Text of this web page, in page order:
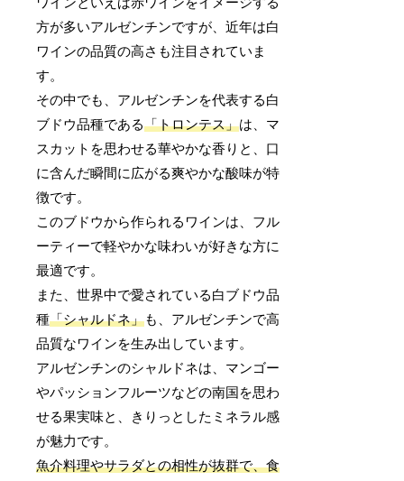
方が多いアルゼンチンですが、近年は白
ワインの品質の高さも注目されていま
す。
その中でも、アルゼンチンを代表する白
ブドウ品種である「トロンテス」は、マ
スカットを思わせる華やかな香りと、口
に含んだ瞬間に広がる爽やかな酸味が特
徴です。
このブドウから作られるワインは、フル
ーティーで軽やかな味わいが好きな方に
最適です。
また、世界中で愛されている白ブドウ品
種「シャルドネ」も、アルゼンチンで高
品質なワインを生み出しています。
アルゼンチンのシャルドネは、マンゴー
やパッションフルーツなどの南国を思わ
せる果実味と、きりっとしたミネラル感
が魅力です。
魚介料理やサラダとの相性が抜群で、食